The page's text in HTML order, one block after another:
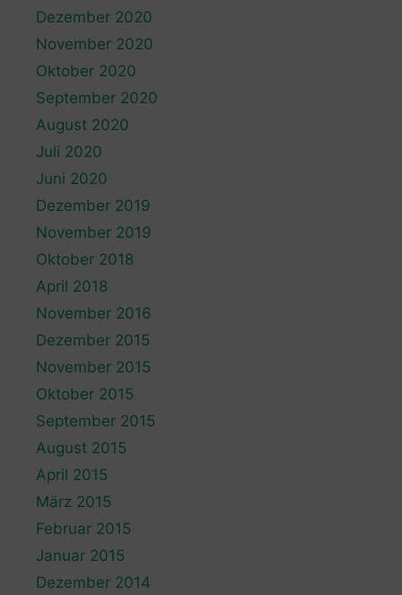
Dezember 2020
November 2020
Oktober 2020
September 2020
August 2020
Juli 2020
Juni 2020
Dezember 2019
November 2019
Oktober 2018
April 2018
November 2016
Dezember 2015
November 2015
Oktober 2015
September 2015
August 2015
April 2015
März 2015
Februar 2015
Januar 2015
Dezember 2014